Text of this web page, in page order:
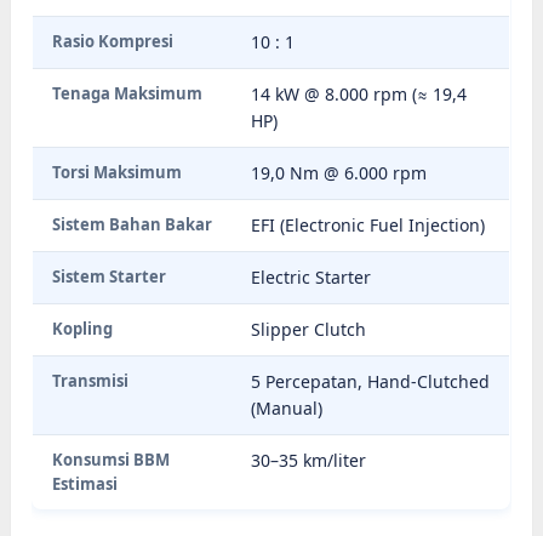
Rasio Kompresi 10 : 1
Tenaga Maksimum
14 kW @ 8.000 rpm (≈ 19,4
HP)
Torsi Maksimum 19,0 Nm @ 6.000 rpm
Sistem Bahan Bakar EFI (Electronic Fuel Injection)
Sistem Starter Electric Starter
Kopling Slipper Clutch
Transmisi
5 Percepatan, Hand-Clutched
(Manual)
Konsumsi BBM
Estimasi
30–35 km/liter